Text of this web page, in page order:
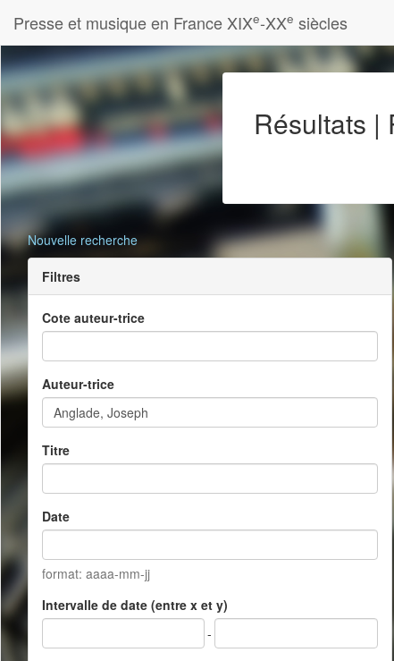
Presse et musique en France XIXe-XXe siècles
Résultats |
Nouvelle recherche
Filtres
Cote auteur-trice
Auteur-trice
Titre
Date
format: aaaa-mm-jj
Intervalle de date (entre x et y)
-